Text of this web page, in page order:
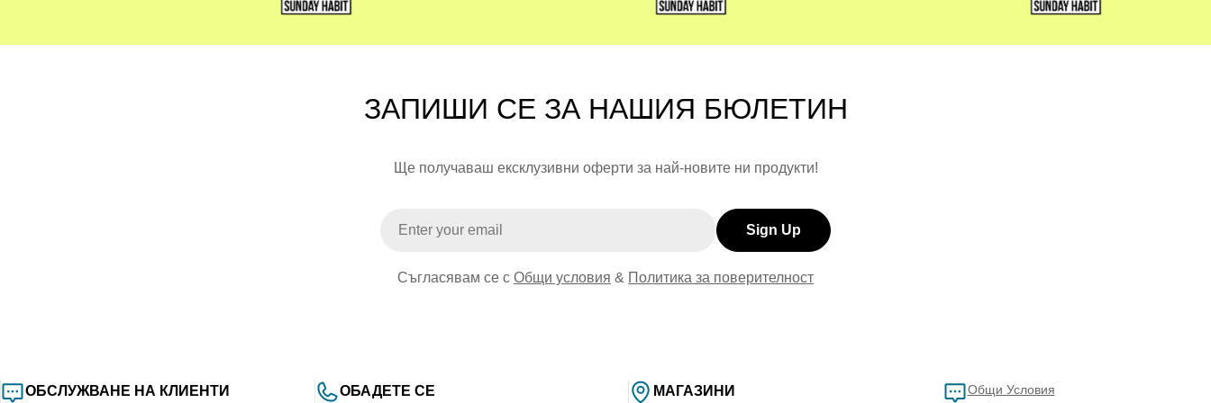
ЗАПИШИ СЕ ЗА НАШИЯ БЮЛЕТИН
Ще получаваш ексклузивни оферти за най-новите ни продукти!
Sign Up
Съгласявам се с Общи условия & Политика за поверителност
ОБСЛУЖВАНЕ НА КЛИЕНТИ ОБАДЕТЕ СЕ МАГАЗИНИ Общи Условия